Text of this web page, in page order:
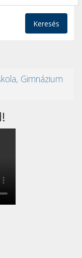
Keresés
Gimnázium